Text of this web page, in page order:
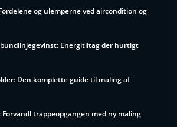
og ulemperne ved aircondition og
Energitiltag der hurtigt
Den komplette guide til maling af
trappeopgangen med ny maling